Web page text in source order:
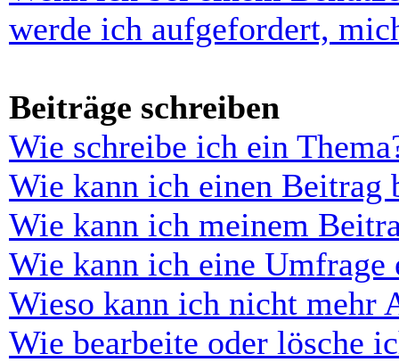
werde ich aufgefordert,
Beiträge schreiben
Wie schreibe ich ein
Wie kann ich einen Beitrag
Wie kann ich meinem
Wie kann ich eine Umfrage
Wieso kann ich nicht mehr
Wie bearbeite oder lösche